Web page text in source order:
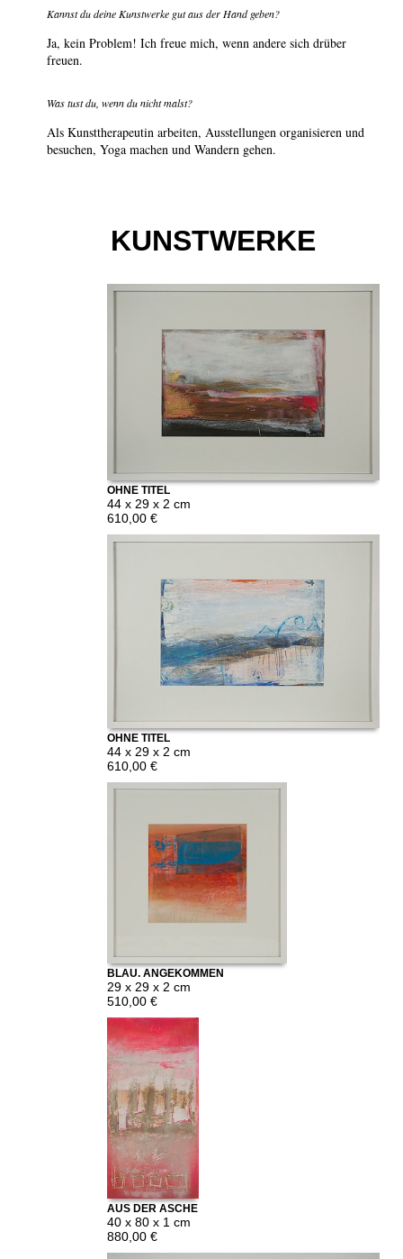
Kannst du deine Kunstwerke gut aus der Hand geben?
Ja, kein Problem! Ich freue mich, wenn andere sich drüber
freuen.
Was tust du, wenn du nicht malst?
Als Kunsttherapeutin arbeiten, Ausstellungen organisieren und
besuchen, Yoga machen und Wandern gehen.
KUNSTWERKE
OHNE TITEL
44 x 29 x 2 cm
610,00 €
OHNE TITEL
44 x 29 x 2 cm
610,00 €
BLAU, ANGEKOMMEN
29 x 29 x 2 cm
510,00 €
AUS DER ASCHE
40 x 80 x 1 cm
880,00 €